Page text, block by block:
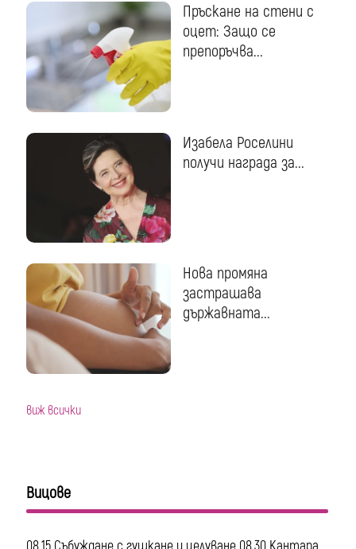
Пръскане на стени с
оцет: Защо се
препоръчва...
Изабела Роселини
получи награда за...
Нова промяна
застрашава
държавната...
виж всички
Вицове